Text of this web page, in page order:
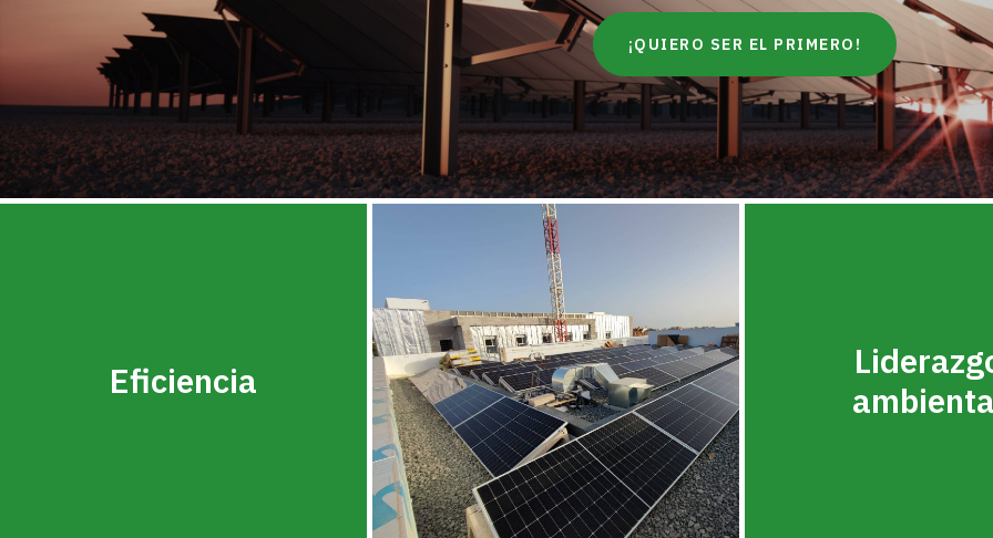
¡QUIERO SER EL PRIMERO!
Eficiencia